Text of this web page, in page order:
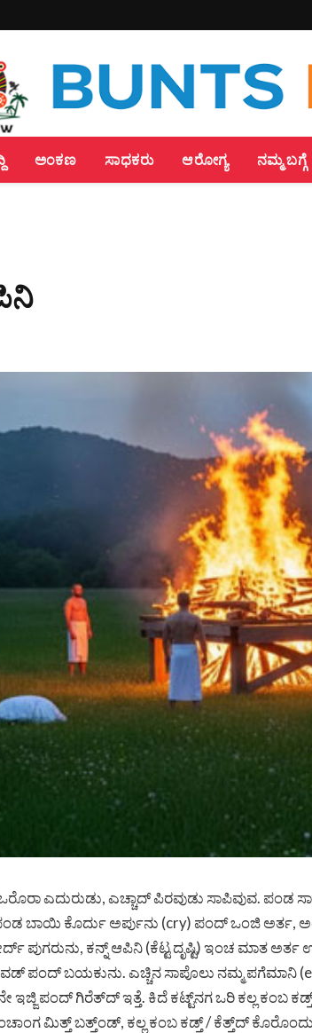
ಅಂಕಣ ಸಾಧಕರು ಆರೋಗ್ಯ ನಮ್ಮ ಬಗ್ಗೆ
ಎದುರುಡು, ಎಚ್ಚಾದ್ ಪಿರವುಡು ಸಾಪಿವುವ. ಪಂಡ
ಬಾಯಿ ಕೊರ್ದು ಅರ್ಪುನು (cry) ಪಂದ್ ಒಂಜಿ ಅರ್ತ,
ಪುಗರುನು, ಕನ್ನ್ ಆಪಿನಿ (ಕೆಟ್ಟ ದೃಷ್ಟಿ) ಇಂಚ ಮಾತ
ಪಂದ್ ಬಯಕುನು. ಎಚ್ಚಿನ ಸಾಪೊಲು ನಮ್ಮ ಪಗೆಮಾನಿ
ಇಜ್ಜಿ ಪಂದ್ ಗಿರೆತ್‌ದ್ ಇತ್ತೆ. ಕಿದೆ ಕಟ್ಟ್‌ನಗ ಒರಿ ಕಲ್ಲ ಕಂಬ
ಮಿತ್ತ್ ಬತ್ತ್ಂಡ್, ಕಲ್ಲ ಕಂಬ ಕಡ್ತ್ / ಕೆತ್ತ್‌ದ್